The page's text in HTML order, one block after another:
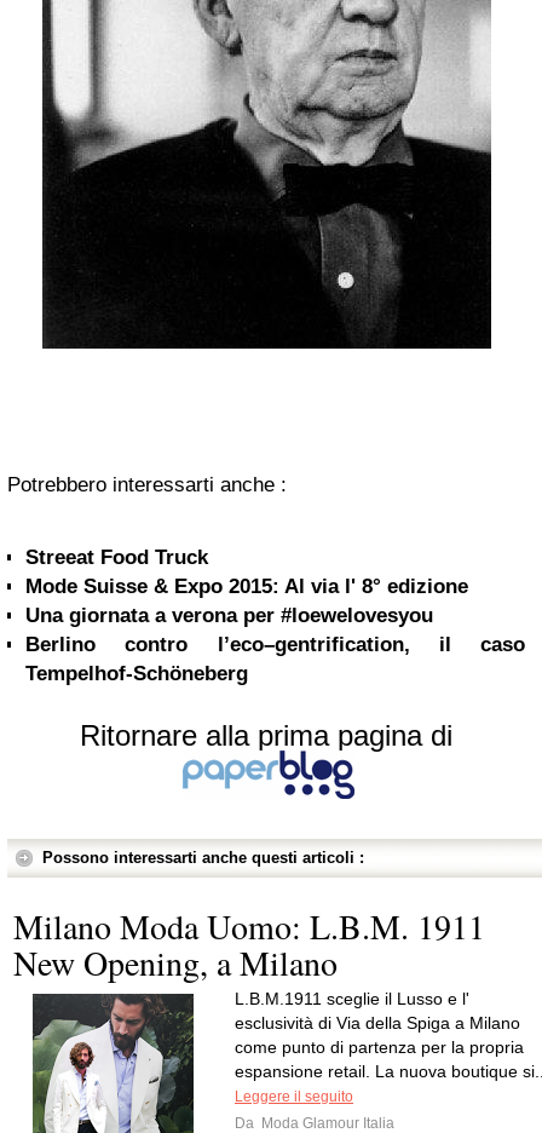
Potrebbero interessarti anche :
Streeat Food Truck
Mode Suisse & Expo 2015: Al via l' 8° edizione
Una giornata a verona per #loewelovesyou
Berlino contro l’eco–gentrification, il caso
Tempelhof-Schöneberg
Ritornare alla prima pagina di
Possono interessarti anche questi articoli :
Milano Moda Uomo: L.B.M. 1911
New Opening, a Milano
L.B.M.1911 sceglie il Lusso e l'
esclusività di Via della Spiga a Milano
come punto di partenza per la propria
espansione retail. La nuova boutique
Leggere il seguito
Da Moda Glamour Italia